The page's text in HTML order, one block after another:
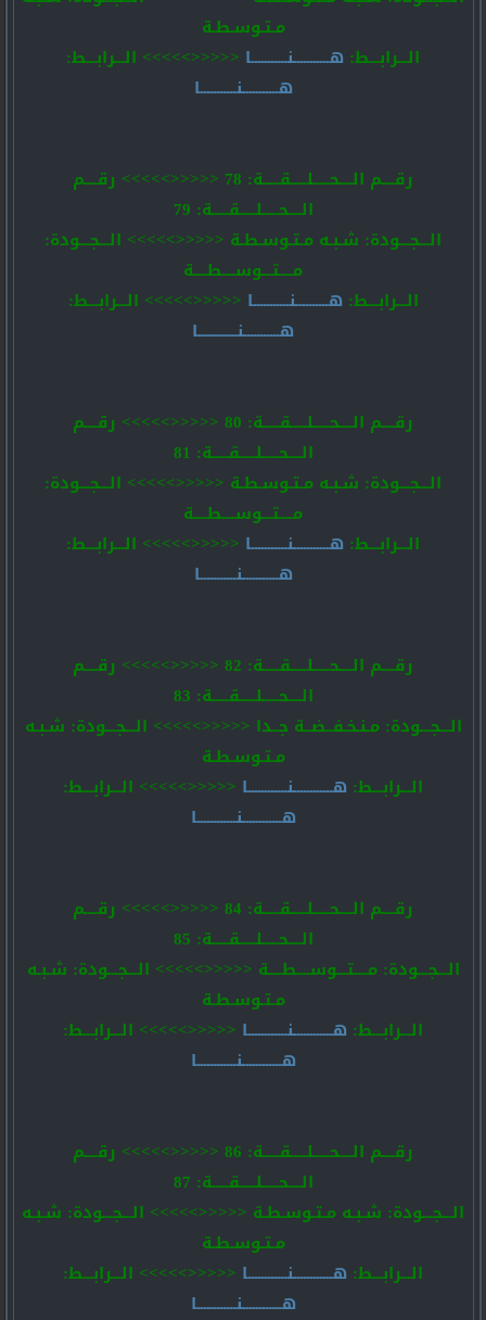
مـتـوسـطـة
الـــرابـــط: هـــــــــــنـــــــــــا <<<<<>>>>> الـــرابـــط:
هـــــــــــنـــــــــــا
رقــــم الــــحـــــلـــــقـــــة: 78 <<<<<>>>>> رقــــم
الــــحـــــلـــــقـــــة: 79
الـــجـــودة: شـبـه مـتـوسـطـة <<<<<>>>>> الـــجـــودة:
مــــتـــوســــطــــة
الـــرابـــط: هــــــــــنـــــــــــا <<<<<>>>>> الـــرابـــط:
هـــــــــــنــــــــــــا
رقــــم الــــحـــــلـــــقـــــة: 80 <<<<<>>>>> رقــــم
الــــحـــــلـــــقـــــة: 81
الـــجـــودة: شـبـه مـتـوسـطـة <<<<<>>>>> الـــجـــودة:
مــــتـــوســــطــــة
الـــرابـــط: هـــــــــــنـــــــــــا <<<<<>>>>> الـــرابـــط:
هـــــــــــنـــــــــــا
رقــــم الــــحـــــلـــــقـــــة: 82 <<<<<>>>>> رقــــم
الــــحـــــلـــــقـــــة: 83
الـــجـــودة: مـنـخـفــضــة جــدا <<<<<>>>>> الـــجـــودة: شـبـه
مـتـوسـطـة
الـــرابـــط: هــــــــــــنــــــــــــا <<<<<>>>>> الـــرابـــط:
هــــــــــــنــــــــــــا
رقــــم الــــحـــــلـــــقـــــة: 84 <<<<<>>>>> رقــــم
الــــحـــــلـــــقـــــة: 85
الـــجـــودة: مــــتـــوســــطــــة <<<<<>>>>> الـــجـــودة: شـبـه
مـتـوسـطـة
الـــرابـــط: هــــــــــــنــــــــــــا <<<<<>>>>> الـــرابـــط:
هــــــــــــنــــــــــــا
رقــــم الــــحـــــلـــــقـــــة: 86 <<<<<>>>>> رقــــم
الــــحـــــلـــــقـــــة: 87
الـــجـــودة: شـبـه مـتـوسـطـة <<<<<>>>>> الـــجـــودة: شـبـه
مـتـوسـطـة
الـــرابـــط: هــــــــــــنــــــــــــا <<<<<>>>>> الـــرابـــط:
هــــــــــــنــــــــــــا